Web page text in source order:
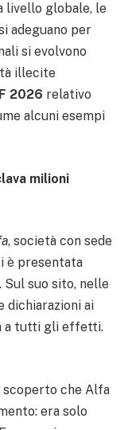
livello globale, le
adeguano per
si evolvono
illecite
2026 relativo
alcuni esempi
milioni
, società con sede
è presentata
suo sito, nelle
dichiarazioni ai
a tutti gli effetti.
scoperto che Alfa
era solo